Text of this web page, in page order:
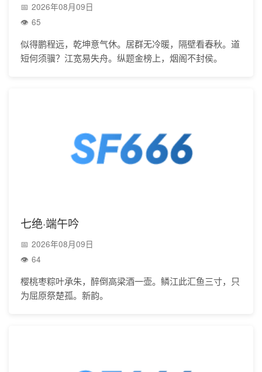
2026年08月09日
65
似得鹏程远，乾坤意气休。居群无冷暖，隔壁看春秋。道
短何须骥？江宽易失舟。纵题金榜上，烟阁不封侯。
七绝·端午吟
2026年08月09日
64
樱桃枣粽叶承朱，醉倒高梁酒一壶。鳞江此汇鱼三寸，只
为屈原祭楚孤。新韵。